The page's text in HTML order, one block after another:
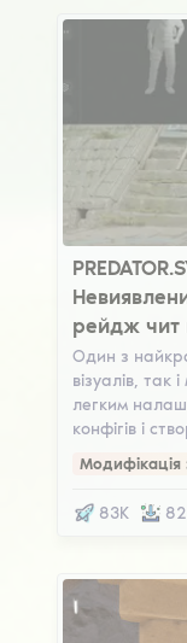
рейдж чит
Один з
візуалів, так
легким
конфігів і
Модифікація
83K